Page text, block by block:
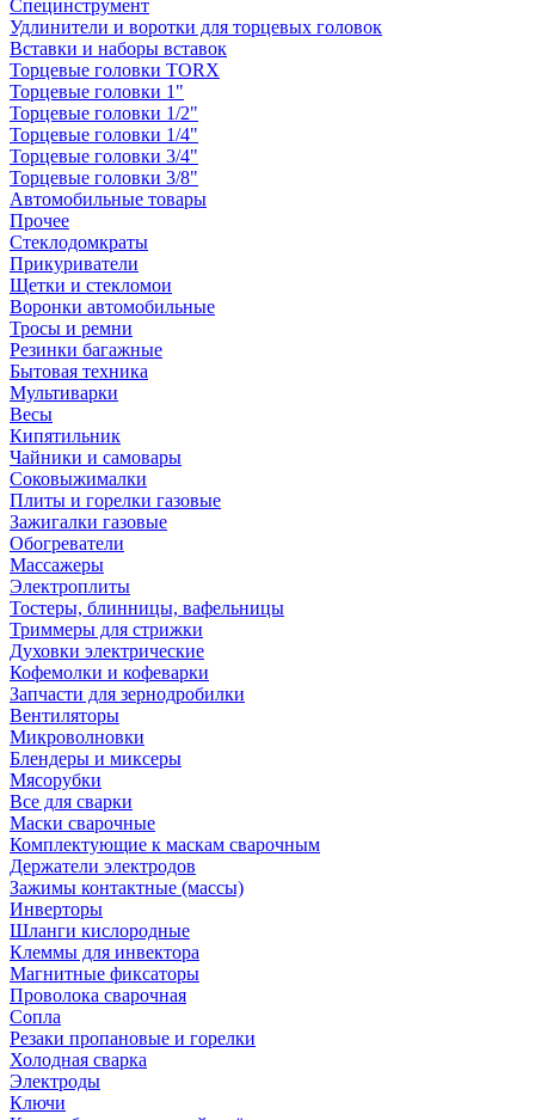
Специнструмент
Удлинители и воротки для торцевых головок
Вставки и наборы вставок
Торцевые головки TORX
Торцевые головки 1"
Торцевые головки 1/2"
Торцевые головки 1/4"
Торцевые головки 3/4"
Торцевые головки 3/8"
Автомобильные товары
Прочее
Стеклодомкраты
Прикуриватели
Щетки и стекломои
Воронки автомобильные
Тросы и ремни
Резинки багажные
Бытовая техника
Мультиварки
Весы
Кипятильник
Чайники и самовары
Соковыжималки
Плиты и горелки газовые
Зажигалки газовые
Обогреватели
Массажеры
Электроплиты
Тостеры, блинницы, вафельницы
Триммеры для стрижки
Духовки электрические
Кофемолки и кофеварки
Запчасти для зернодробилки
Вентиляторы
Микроволновки
Блендеры и миксеры
Мясорубки
Все для сварки
Маски сварочные
Комплектующие к маскам сварочным
Держатели электродов
Зажимы контактные (массы)
Инверторы
Шланги кислородные
Клеммы для инвектора
Магнитные фиксаторы
Проволока сварочная
Сопла
Резаки пропановые и горелки
Холодная сварка
Электроды
Ключи